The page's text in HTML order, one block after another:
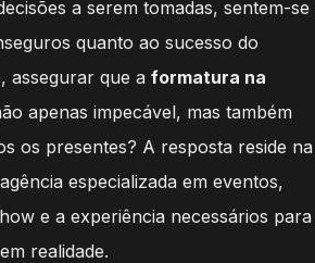
a serem tomadas, sentem-se
quanto ao sucesso do
assegurar que a formatura na
apenas impecável, mas também
os presentes? A resposta reside na
especializada em eventos,
e a experiência necessários para
realidade.